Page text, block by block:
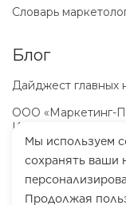
Мы используем
сохранять ваши
Продолжая
Блог
Дайджест главных
ООО «Маркетинг-
ИНН
ОГРН
Словарь